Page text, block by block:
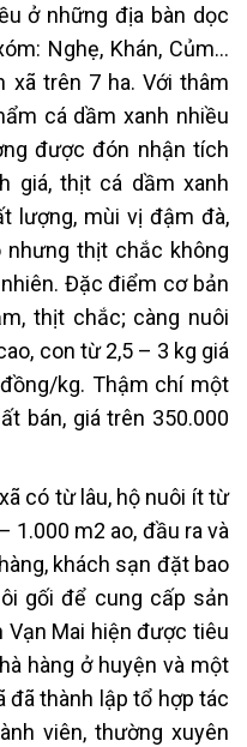
ở những địa bàn dọc
Nghẹ, Khán, Củm…
xã trên 7 ha. Với thâm
cá dầm xanh nhiều
được đón nhận tích
giá, thịt cá dầm xanh
lượng, mùi vị đậm đà,
nhưng thịt chắc không
Đặc điểm cơ bản
thịt chắc; càng nuôi
con từ 2,5 – 3 kg giá
kg. Thậm chí một
bán, giá trên 350.000
có từ lâu, hộ nuôi ít từ
1.000 m2 ao, đầu ra và
khách sạn đặt bao
gối để cung cấp sản
Vạn Mai hiện được tiêu
hàng ở huyện và một
đã thành lập tổ hợp tác
viên, thường xuyên